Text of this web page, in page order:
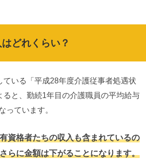
どれくらい？
ている「平成28年度介護従事者処遇状
ると、勤続1年目の介護職員の平均給与
っています。
資格者たちの収入も含まれているの
らに金額は下がることになります。